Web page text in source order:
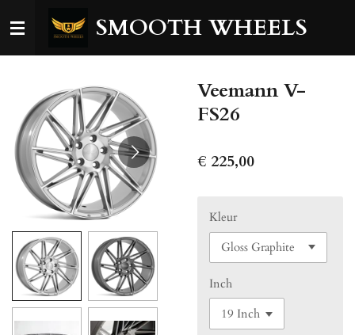
direct
SMOOTH WHEELS
Veemann V-
FS26
€ 225,00
Kleur
Inch